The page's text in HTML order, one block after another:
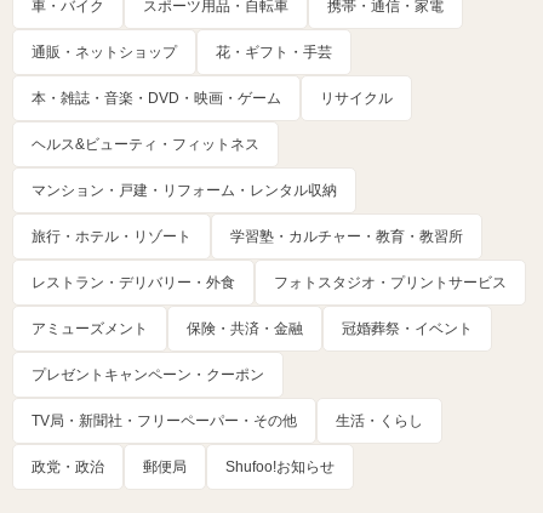
車・バイク スポーツ用品・自転車 携帯・通信・家電
通販・ネットショップ 花・ギフト・手芸
本・雑誌・音楽・DVD・映画・ゲーム リサイクル
ヘルス&ビューティ・フィットネス
マンション・戸建・リフォーム・レンタル収納
旅行・ホテル・リゾート 学習塾・カルチャー・教育・教習所
レストラン・デリバリー・外食 フォトスタジオ・プリントサービス
アミューズメント 保険・共済・金融 冠婚葬祭・イベント
プレゼントキャンペーン・クーポン
TV局・新聞社・フリーペーパー・その他 生活・くらし
政党・政治 郵便局 Shufoo!お知らせ